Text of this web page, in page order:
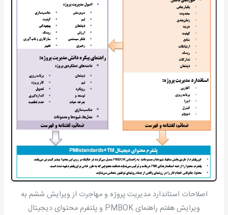
اصلاحات استاندارد مدیریت پروژه و مهاجرت از ویرایش ششم به
ویرایش هفتم راهنمای PMBOK و پلتفرم محتوای دیجیتال